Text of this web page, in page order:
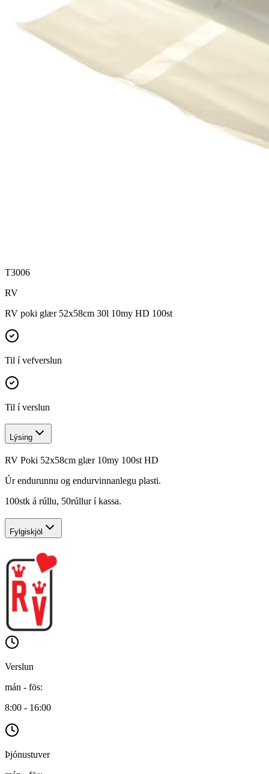
T3006
RV
RV poki glær 52x58cm 30l 10my HD 100st
Til í vefverslun
Til í verslun
Lýsing
RV Poki 52x58cm glær 10my 100st HD
Úr endurunnu og endurvinnanlegu plasti.
100stk á rúllu, 50rúllur í kassa.
Fylgiskjöl
Verslun
mán - fös:
8:00 - 16:00
Þjónustuver